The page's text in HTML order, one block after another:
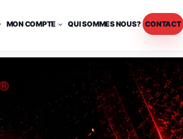
MON COMPTE QUI SOMMES NOUS? CONTACT